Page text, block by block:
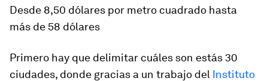
Desde 8,50 dólares por metro cuadrado hasta
más de 58 dólares
Primero hay que delimitar cuáles son estás 30
ciudades, donde gracias a un trabajo del Instituto